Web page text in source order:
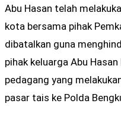
Abu Hasan telah
kota bersama pihak
dibatalkan guna
pihak keluarga Abu
pedagang yang
pasar tais ke Polda